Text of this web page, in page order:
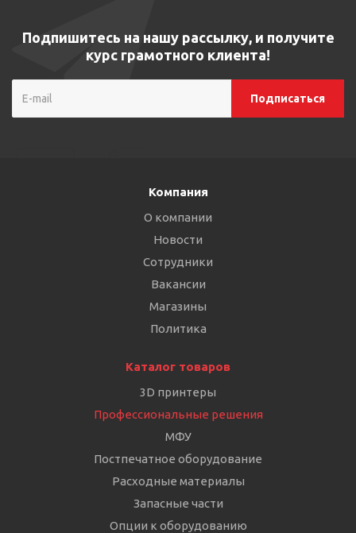
Подпишитесь на нашу рассылку, и получите
курс грамотного клиента!
Компания
О компании
Новости
Сотрудники
Вакансии
Магазины
Политика
Каталог товаров
3D принтеры
Профессиональные решения
МФУ
Постпечатное оборудование
Расходные материалы
Запасные части
Опции к оборудованию